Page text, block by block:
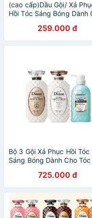
(cao cấp)Dầu Gội/ Xả
Hồi Tóc Sáng Bóng Dành
Shine 450mlx2259.000 đ
Bộ 3 Gội Xả Phục Hồi Tóc
Sáng Bóng Dành Cho Tóc
Shine 450mlx2+ Sữa tắm
Moist Diane
725.000 đ